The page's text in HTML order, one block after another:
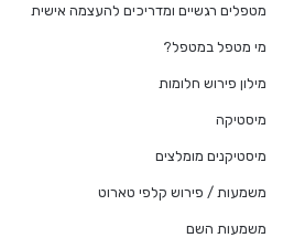
מטפלים רגשיים ומדריכים להעצמה אישית
מי מטפל במטפל?
מילון פירוש חלומות
מיסטיקה
מיסטיקנים מומלצים
משמעות / פירוש קלפי טארוט
משמעות השם